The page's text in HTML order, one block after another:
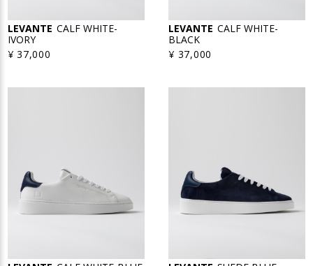
LEVANTE CALF WHITE-
IVORY
¥ 37,000
LEVANTE CALF WHITE-
BLACK
¥ 37,000